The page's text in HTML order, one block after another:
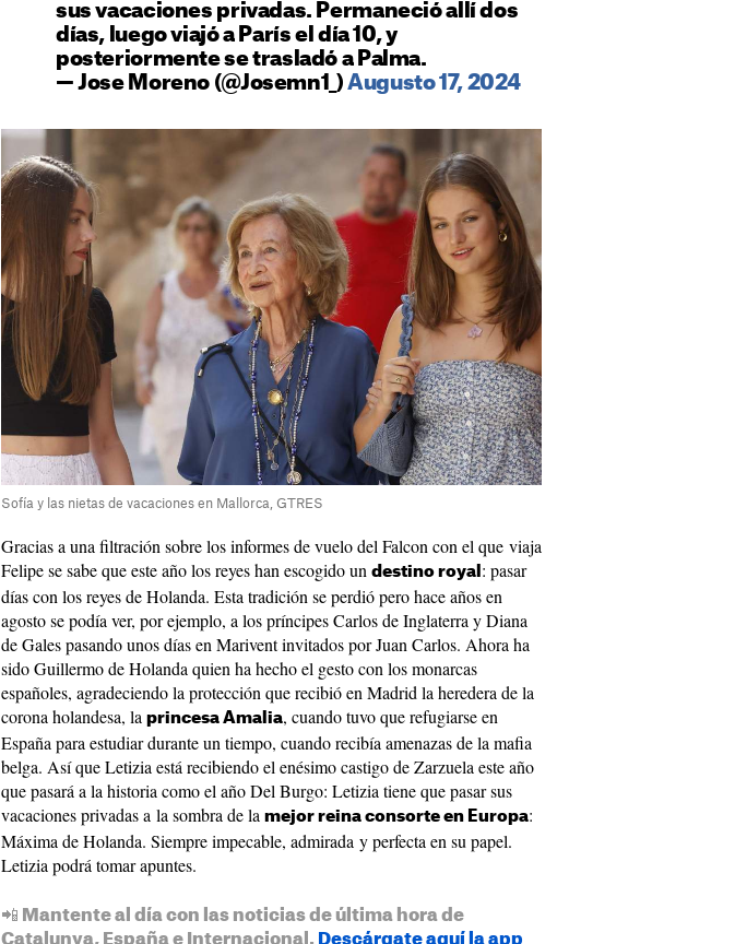
sus vacaciones privadas. Permaneció allí dos
días, luego viajó a París el día 10, y
posteriormente se trasladó a Palma.
— Jose Moreno (@Josemn1_)Augusto 17, 2024
Sofía y las nietas de vacaciones en Mallorca, GTRES
Gracias a una filtración sobre los informes de vuelo del Falcon con el que viaja
Felipe se sabe que este año los reyes han escogido un destino royal : pasar
días con los reyes de Holanda. Esta tradición se perdió pero hace años en
agosto se podía ver, por ejemplo, a los príncipes Carlos de Inglaterra y Diana
de Gales pasando unos días en Marivent invitados por Juan Carlos. Ahora ha
sido Guillermo de Holanda quien ha hecho el gesto con los monarcas
españoles, agradeciendo la protección que recibió en Madrid la heredera de la
corona holandesa, la princesa Amalia, cuando tuvo que refugiarse en
España para estudiar durante un tiempo, cuando recibía amenazas de la mafia
belga. Así que Letizia está recibiendo el enésimo castigo de Zarzuela este año
que pasará a la historia como el año Del Burgo: Letizia tiene que pasar sus
vacaciones privadas a la sombra de la mejor reina consorte en Europa:
Máxima de Holanda. Siempre impecable, admirada y perfecta en su papel.
Letizia podrá tomar apuntes.
📲 Mantente al día con las noticias de última hora de
Catalunya, España e Internacional. Descárgate aquí la app